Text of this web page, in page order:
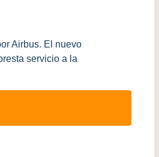
Airbus. El nuevo
servicio a la